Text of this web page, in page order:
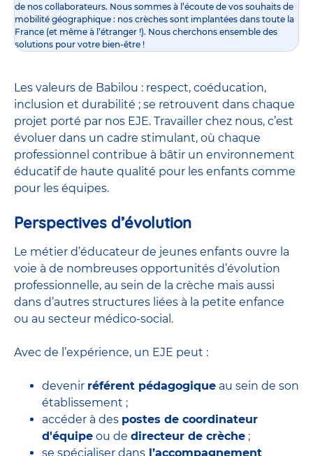
de nos collaborateurs. Nous sommes à l’écoute de vos souhaits de
mobilité géographique : nos crèches sont implantées dans toute la
France (et même à l’étranger !). Nous cherchons ensemble des
solutions pour votre bien-être !
Les valeurs de Babilou : respect, coéducation,
inclusion et durabilité ; se retrouvent dans chaque
projet porté par nos EJE. Travailler chez nous, c’est
évoluer dans un cadre stimulant, où chaque
professionnel contribue à bâtir un environnement
éducatif de haute qualité pour les enfants comme
pour les équipes.
Perspectives d’évolution
Le métier d’éducateur de jeunes enfants ouvre la
voie à de nombreuses opportunités d’évolution
professionnelle, au sein de la crèche mais aussi
dans d’autres structures liées à la petite enfance
ou au secteur médico-social.
Avec de l’expérience, un EJE peut :
devenir référent pédagogique au sein de son
établissement ;
accéder à des postes de coordinateur
d'équipe ou de directeur de crèche ;
se spécialiser dans l’accompagnement